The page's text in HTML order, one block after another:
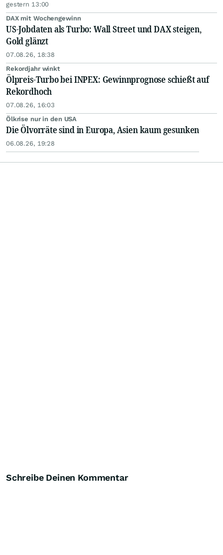
gestern 13:00
DAX mit Wochengewinn
US-Jobdaten als Turbo: Wall Street und DAX steigen,
Gold glänzt
07.08.26, 18:38
Rekordjahr winkt
Ölpreis-Turbo bei INPEX: Gewinnprognose schießt auf
Rekordhoch
07.08.26, 16:03
Ölkrise nur in den USA
Die Ölvorräte sind in Europa, Asien kaum gesunken
06.08.26, 19:28
Schreibe Deinen Kommentar